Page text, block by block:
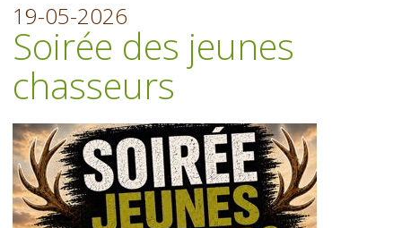
19-05-2026
Soirée des jeunes
chasseurs